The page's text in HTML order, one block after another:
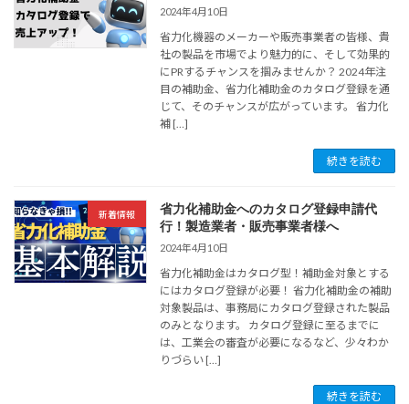
2024年4月10日
省力化機器のメーカーや販売事業者の皆様、貴
社の製品を市場でより魅力的に、そして効果的
にPRするチャンスを掴みませんか？ 2024年注
目の補助金、省力化補助金のカタログ登録を通
じて、そのチャンスが広がっています。 省力化
補 […]
続きを読む
新着情報
省力化補助金へのカタログ登録申請代
行！製造業者・販売事業者様へ
2024年4月10日
省力化補助金はカタログ型！補助金対象とする
にはカタログ登録が必要！ 省力化補助金の補助
対象製品は、事務局にカタログ登録された製品
のみとなります。 カタログ登録に至るまでに
は、工業会の審査が必要になるなど、少々わか
りづらい […]
続きを読む